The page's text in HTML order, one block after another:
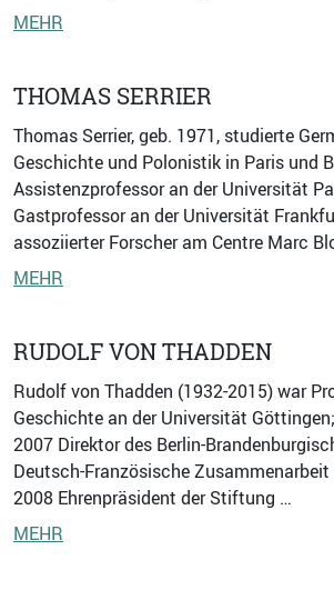
MEHR
THOMAS SERRIER
Thomas Serrier, geb. 1971, studierte
Geschichte und Polonistik in Paris und
Assistenzprofessor an der Universität
Gastprofessor an der Universität
assoziierter Forscher am Centre Marc
MEHR
RUDOLF VON THADDEN
Rudolf von Thadden (1932-2015) war
Geschichte an der Universität
2007 Direktor des Berlin-
Deutsch-Französische Zusammenarbeit
2008 Ehrenpräsident der Stiftung …
MEHR